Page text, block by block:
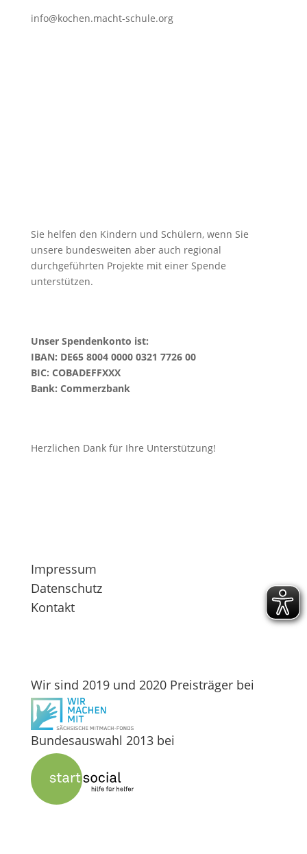
info@kochen.macht-schule.org
Sie helfen den Kindern und Schülern, wenn Sie
unsere bundesweiten aber auch regional
durchgeführten Projekte mit einer Spende
unterstützen.
Unser Spendenkonto ist:
IBAN: DE65 8004 0000 0321 7726 00
BIC: COBADEFFXXX
Bank: Commerzbank
Herzlichen Dank für Ihre Unterstützung!
Impressum
Datenschutz
Kontakt
Wir sind 2019 und 2020 Preisträger bei
Bundesauswahl 2013 bei